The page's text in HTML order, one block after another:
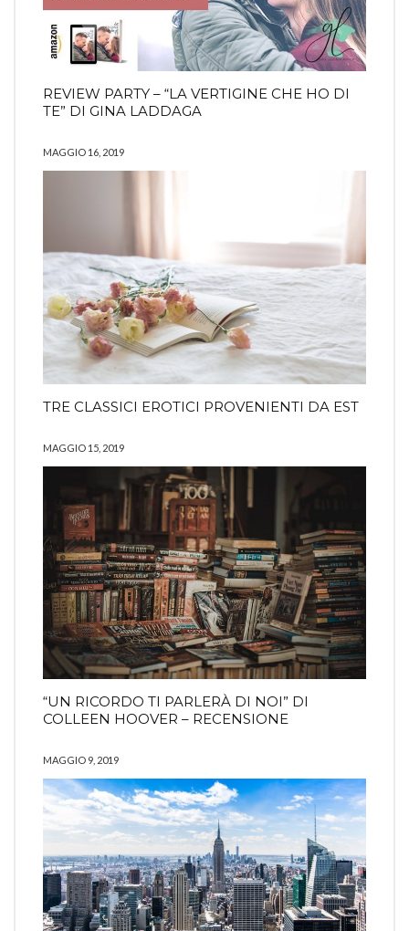
REVIEW PARTY – “LA VERTIGINE CHE HO DI
TE” DI GINA LADDAGA
MAGGIO 16, 2019
TRE CLASSICI EROTICI PROVENIENTI DA EST
MAGGIO 15, 2019
“UN RICORDO TI PARLERÀ DI NOI” DI
COLLEEN HOOVER – RECENSIONE
MAGGIO 9, 2019